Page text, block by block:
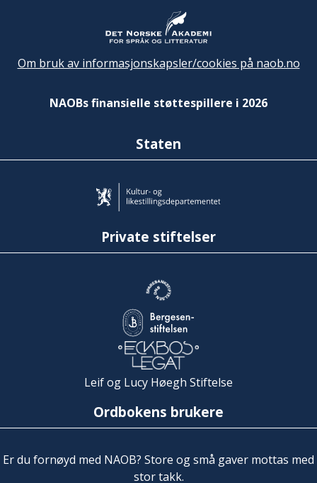
Om bruk av informasjonskapsler/cookies på naob.no
NAOBs finansielle støttespillere i 2026
Staten
Private stiftelser
Leif og Lucy Høegh Stiftelse
Ordbokens brukere
Er du fornøyd med NAOB? Store og små gaver mottas med
stor takk.